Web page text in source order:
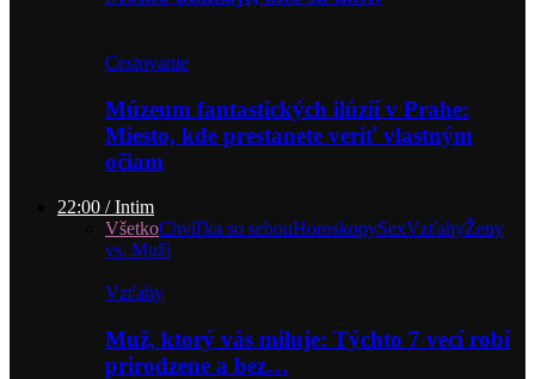
Cestovanie
Múzeum fantastických ilúzií v Prahe:
Miesto, kde prestanete veriť vlastným
očiam
22:00 / Intim
VšetkoChvíľka so sebouHoroskopySexVzťahyŽeny
vs. Muži
Vzťahy
Muž, ktorý vás miluje: Týchto 7 vecí robí
prirodzene a bez…